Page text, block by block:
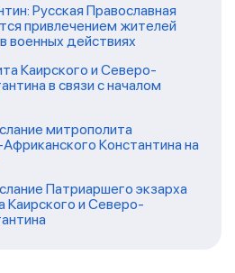
Русская Православная
привлечением жителей
военных действиях
Каирского и Северо-
в связи с началом
митрополита
Константина на
Патриаршего экзарха
Каирского и Северо-